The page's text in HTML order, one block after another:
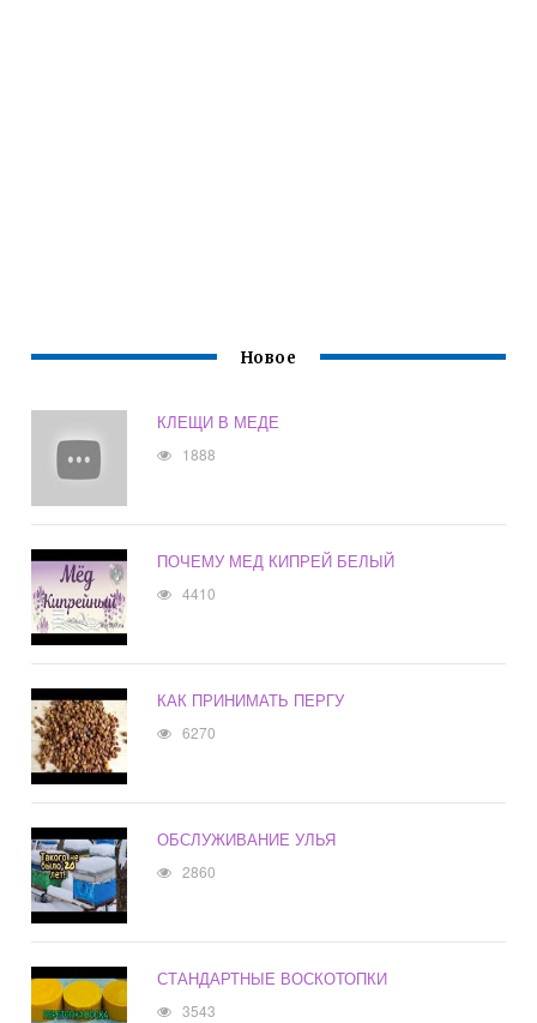
Новое
КЛЕЩИ В МЕДЕ
1888
ПОЧЕМУ МЕД КИПРЕЙ БЕЛЫЙ
4410
КАК ПРИНИМАТЬ ПЕРГУ
6270
ОБСЛУЖИВАНИЕ УЛЬЯ
2860
СТАНДАРТНЫЕ ВОСКОТОПКИ
3543